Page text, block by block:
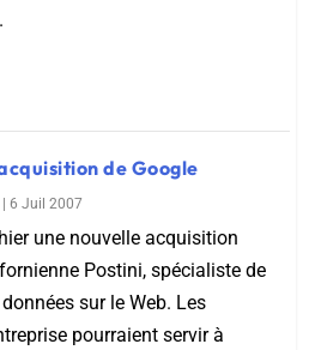
de Google
6 Juil 2007
une nouvelle acquisition
Postini, spécialiste de
sur le Web. Les
pourraient servir à